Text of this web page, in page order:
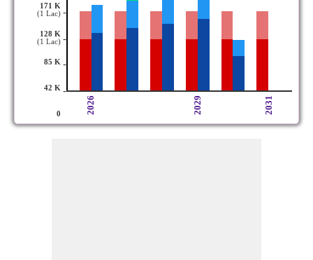
171 K
(1 Lac)
128 K
(1 Lac)
85 K
42 K
0
-
-
-
-
2026 2029 2031